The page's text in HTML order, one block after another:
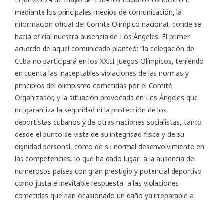
mediante los principales medios de comunicación, la
información oficial del Comité Olímpico nacional, donde se
hacía oficial nuestra ausencia de Los Ángeles. El primer
acuerdo de aquel comunicado planteó: “la delegación de
Cuba no participará en los XXIII Juegos Olímpicos, teniendo
en cuenta las inaceptables violaciones de las normas y
principios del olimpismo cometidas por el Comité
Organizador, y la situación provocada en Los Ángeles que
no garantiza la seguridad ni la protección de los
deportistas cubanos y de otras naciones socialistas, tanto
desde el punto de vista de su integridad física y de su
dignidad personal, como de su normal desenvolvimiento en
las competencias, lo que ha dado lugar a la ausencia de
numerosos países con gran prestigio y potencial deportivo
como justa e inevitable respuesta a las violaciones
cometidas que han ocasionado un daño ya irreparable a